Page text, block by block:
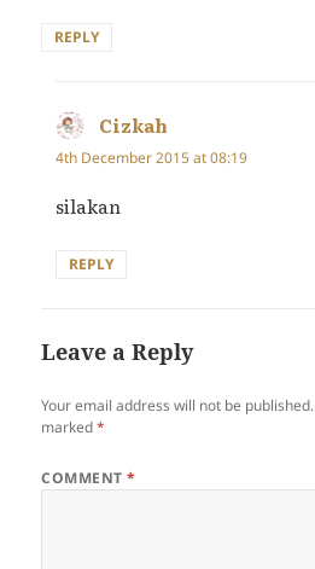
REPLY
Cizkah
4th December 2015 at 08:19
silakan
REPLY
Leave a Reply
Your email address will not be published.
marked*
COMMENT*